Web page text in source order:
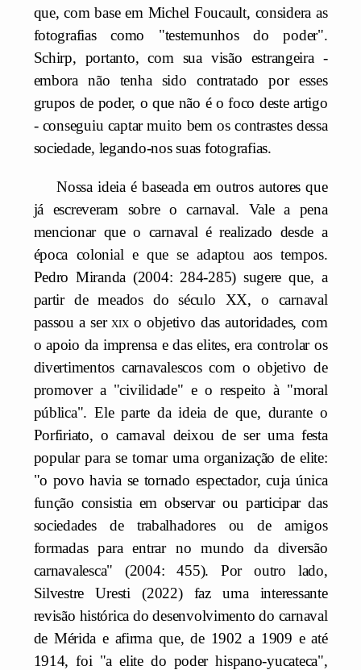
que, com base em Michel Foucault, considera as
fotografias como "testemunhos do poder".
Schirp, portanto, com sua visão estrangeira -
embora não tenha sido contratado por esses
grupos de poder, o que não é o foco deste artigo
- conseguiu captar muito bem os contrastes dessa
sociedade, legando-nos suas fotografias.
Nossa ideia é baseada em outros autores que
já escreveram sobre o carnaval. Vale a pena
mencionar que o carnaval é realizado desde a
época colonial e que se adaptou aos tempos.
Pedro Miranda (2004: 284-285) sugere que, a
partir de meados do século XX, o carnaval
passou a serxixo objetivo das autoridades, com
o apoio da imprensa e das elites, era controlar os
divertimentos carnavalescos com o objetivo de
promover a "civilidade" e o respeito à "moral
pública". Ele parte da ideia de que, durante o
Porfiriato, o carnaval deixou de ser uma festa
popular para se tornar uma organização de elite:
"o povo havia se tornado espectador, cuja única
função consistia em observar ou participar das
sociedades de trabalhadores ou de amigos
formadas para entrar no mundo da diversão
carnavalesca" (2004: 455). Por outro lado,
Silvestre Uresti (2022) faz uma interessante
revisão histórica do desenvolvimento do carnaval
de Mérida e afirma que, de 1902 a 1909 e até
1914, foi "a elite do poder hispano-yucateca",